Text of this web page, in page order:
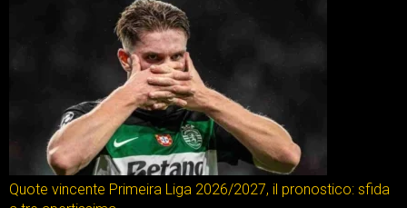
Quote vincente Primeira Liga 2026/2027, il pronostico: sfida